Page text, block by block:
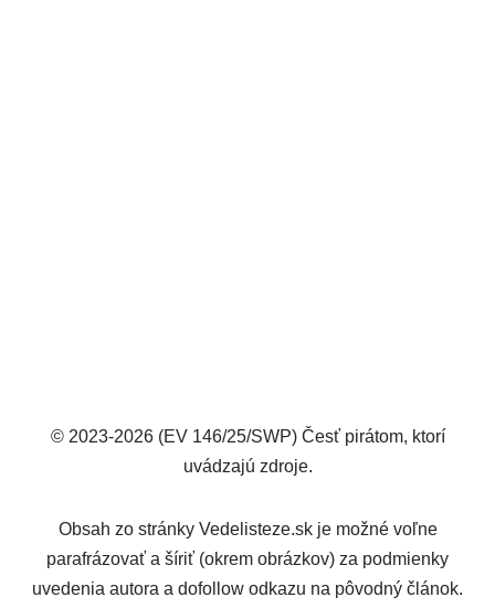
© 2023-2026 (EV 146/25/SWP) Česť pirátom, ktorí
uvádzajú zdroje.
Obsah zo stránky Vedelisteze.sk je možné voľne
parafrázovať a šíriť (okrem obrázkov) za podmienky
uvedenia autora a dofollow odkazu na pôvodný článok.